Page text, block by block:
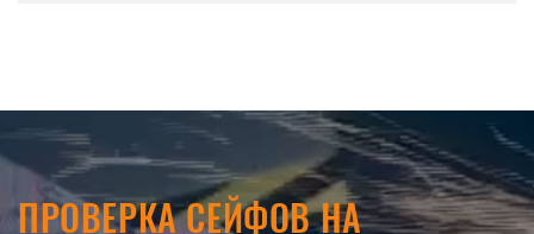
ПРОВЕРКА СЕЙФОВ НА